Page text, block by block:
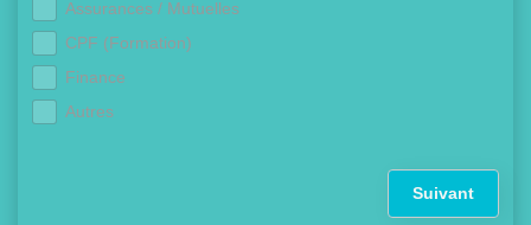
Assurances / Mutuelles
CPF (Formation)
Finance
Autres
Suivant